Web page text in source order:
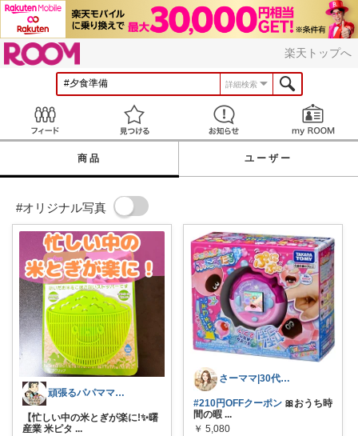
楽天トップへ
詳細検索
見つける お知らせ
商品 ユーザー
#オリジナル写真
頑張るパパママ応援隊@育児・子供用品紹介
【忙しい中の米とぎが楽に!✨曙
産業 米ピタ ...
さーママ|30代小2女児ママ🎀
#210円OFFクーポン 🎀おうち時
間の暇 ...
￥ 5,080